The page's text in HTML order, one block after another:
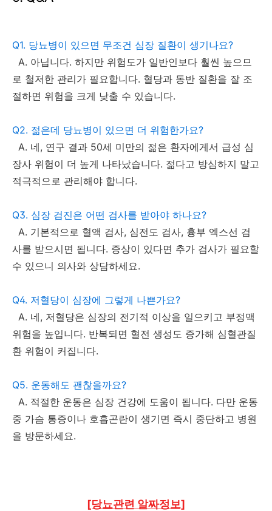
Q1. 당뇨병이 있으면 무조건 심장 질환이 생기나요?
A. 아닙니다. 하지만 위험도가 일반인보다 훨씬 높으므
로 철저한 관리가 필요합니다. 혈당과 동반 질환을 잘 조
절하면 위험을 크게 낮출 수 있습니다.
Q2. 젊은데 당뇨병이 있으면 더 위험한가요?
A. 네, 연구 결과 50세 미만의 젊은 환자에게서 급성 심
장사 위험이 더 높게 나타났습니다. 젊다고 방심하지 말고
적극적으로 관리해야 합니다.
Q3. 심장 검진은 어떤 검사를 받아야 하나요?
A. 기본적으로 혈액 검사, 심전도 검사, 흉부 엑스선 검
사를 받으시면 됩니다. 증상이 있다면 추가 검사가 필요할
수 있으니 의사와 상담하세요.
Q4. 저혈당이 심장에 그렇게 나쁜가요?
A. 네, 저혈당은 심장의 전기적 이상을 일으키고 부정맥
위험을 높입니다. 반복되면 혈전 생성도 증가해 심혈관질
환 위험이 커집니다.
Q5. 운동해도 괜찮을까요?
A. 적절한 운동은 심장 건강에 도움이 됩니다. 다만 운동
중 가슴 통증이나 호흡곤란이 생기면 즉시 중단하고 병원
을 방문하세요.
[당뇨관련 알짜정보]